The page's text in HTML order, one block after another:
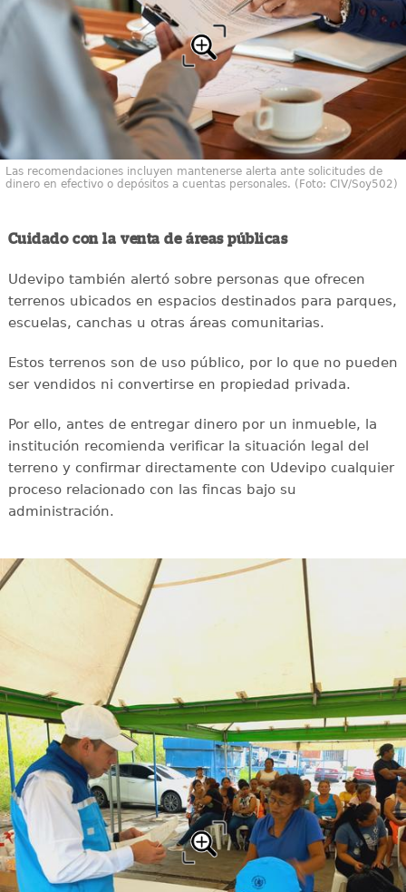
Las recomendaciones incluyen mantenerse alerta ante solicitudes de
dinero en efectivo o depósitos a cuentas personales. (Foto: CIV/Soy502)
Cuidado con la venta de áreas públicas
Udevipo también alertó sobre personas que ofrecen
terrenos ubicados en espacios destinados para parques,
escuelas, canchas u otras áreas comunitarias.
Estos terrenos son de uso público, por lo que no pueden
ser vendidos ni convertirse en propiedad privada.
Por ello, antes de entregar dinero por un inmueble, la
institución recomienda verificar la situación legal del
terreno y confirmar directamente con Udevipo cualquier
proceso relacionado con las fincas bajo su
administración.